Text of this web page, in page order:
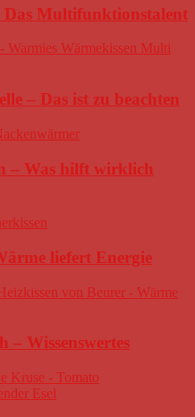
Das Multifunktionstalent
– Das ist zu beachten
– Was hilft wirklich
liefert Energie
– Wissenswertes